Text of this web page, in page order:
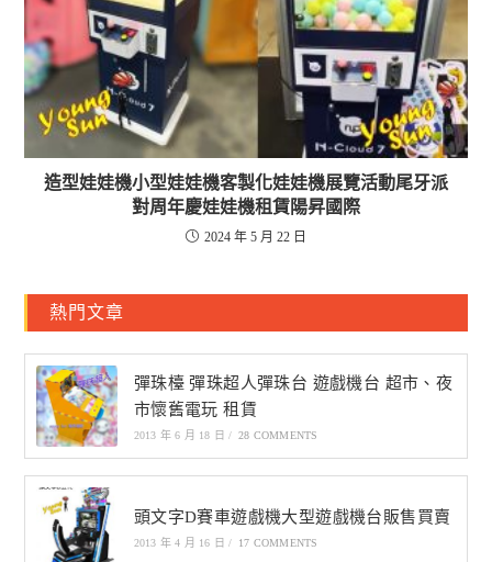
造型娃娃機小型娃娃機客製化娃娃機展覽活動尾牙派
對周年慶娃娃機租賃陽昇國際
2024 年 5 月 22 日
熱門文章
彈珠檯 彈珠超人彈珠台 遊戲機台 超市、夜
市懷舊電玩 租賃
2013 年 6 月 18 日 / 28 COMMENTS
頭文字D賽車遊戲機大型遊戲機台販售買賣
2013 年 4 月 16 日 / 17 COMMENTS